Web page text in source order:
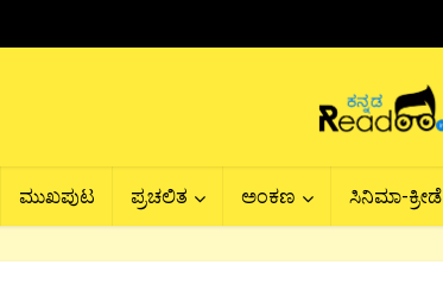
ಮುಖಪುಟ ಪ್ರಚಲಿತ ಅಂಕಣ ಸಿನಿಮಾ-ಕ್ರೀಡೆ